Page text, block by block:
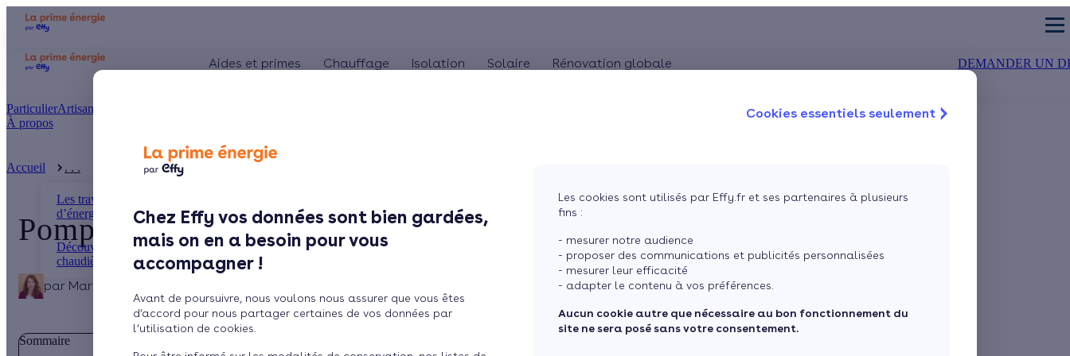
Cookies essentiels seulement
Chez Effy vos données sont bien gardées,
mais on en a besoin pour vous
accompagner !
Avant de poursuivre, nous voulons nous assurer que vous êtes
d’accord pour nous partager certaines de vos données par
l’utilisation de cookies.
Les cookies sont utilisés par Effy.fr et ses partenaires à plusieurs
fins :
- mesurer notre audience
- proposer des communications et publicités personnalisées
- mesurer leur efficacité
- adapter le contenu à vos préférences.
Aucun cookie autre que nécessaire au bon fonctionnement du
site ne sera posé sans votre consentement.
ParticulierArtisan / installateur
À propos
Aides et primes
Présentation
Le concept
Chauffage
Pompe à chaleur géothermique
Chaudière à granulés
Isolation
Isolation toiture-terrasse
Solaire
Chauffe-eau solaire
Rénovation globale DEMANDER UN
Accueil . . .
Les travaux d’économies
d’énergie
Découvrez tous les types de
chaudières
Pompe à chaleur ou chaudière : le comparatif
Pompe à chaleur ou chaudière : le comparatif
par Marina
Sommaire
Vos travaux concernent :
Une maison